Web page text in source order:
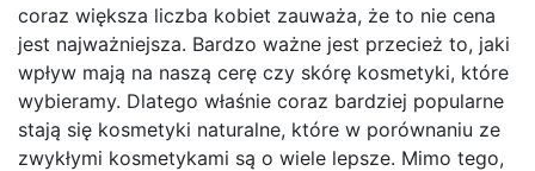
coraz większa liczba kobiet zauważa, że to nie cena
jest najważniejsza. Bardzo ważne jest przecież to, jaki
wpływ mają na naszą cerę czy skórę kosmetyki, które
wybieramy. Dlatego właśnie coraz bardziej popularne
stają się kosmetyki naturalne, które w porównaniu ze
zwykłymi kosmetykami są o wiele lepsze. Mimo tego,